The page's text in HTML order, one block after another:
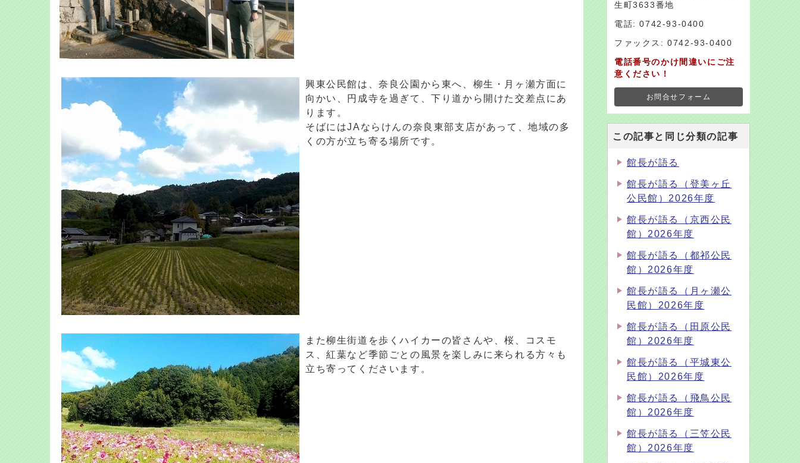
興東公民館は、奈良公園から東へ、柳生・月ヶ瀬方面に
向かい、円成寺を過ぎて、下り道から開けた交差点にあ
ります。
そばにはJAならけんの奈良東部支店があって、地域の多
くの方が立ち寄る場所です。
また柳生街道を歩くハイカーの皆さんや、桜、コスモ
ス、紅葉など季節ごとの風景を楽しみに来られる方々も
立ち寄ってくださいます。
生町3633番地
電話: 0742-93-0400
ファックス: 0742-93-0400
電話番号のかけ間違いにご注
意ください！
お問合せフォーム
この記事と同じ分類の記事
館長が語る
館長が語る（登美ヶ丘
公民館）2026年度
館長が語る（京西公民
館）2026年度
館長が語る（都祁公民
館）2026年度
館長が語る（月ヶ瀬公
民館）2026年度
館長が語る（田原公民
館）2026年度
館長が語る（平城東公
民館）2026年度
館長が語る（飛鳥公民
館）2026年度
館長が語る（三笠公民
館）2026年度